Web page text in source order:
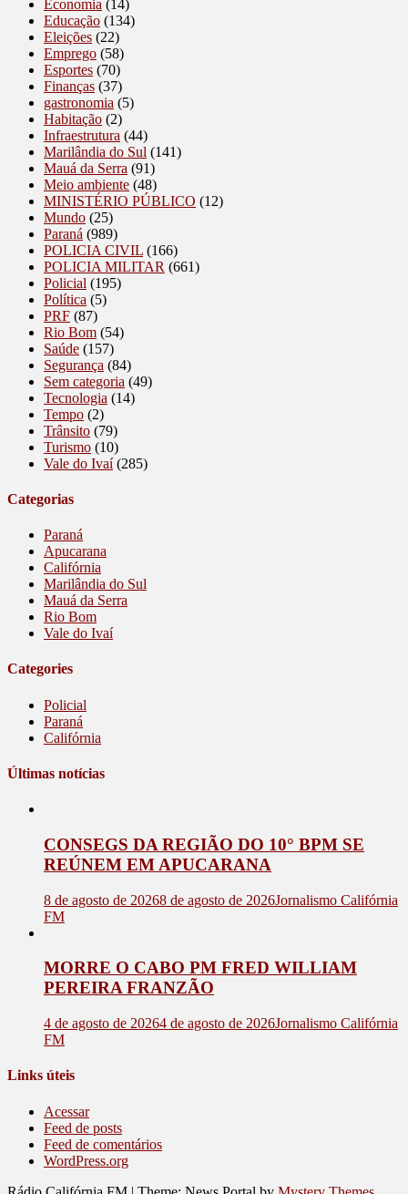
Economia (14)
Educação (134)
Eleições (22)
Emprego (58)
Esportes (70)
Finanças (37)
gastronomia (5)
Habitação (2)
Infraestrutura (44)
Marilândia do Sul (141)
Mauá da Serra (91)
Meio ambiente (48)
MINISTÉRIO PÚBLICO (12)
Mundo (25)
Paraná (989)
POLICIA CIVIL (166)
POLICIA MILITAR (661)
Policial (195)
Política (5)
PRF (87)
Rio Bom (54)
Saúde (157)
Segurança (84)
Sem categoria (49)
Tecnologia (14)
Tempo (2)
Trânsito (79)
Turismo (10)
Vale do Ivaí(285)
Categorias
Paraná
Apucarana
Califórnia
Marilândia do Sul
Mauá da Serra
Rio Bom
Vale do Ivaí
Categories
Policial
Paraná
Califórnia
Últimas notícias
CONSEGS DA REGIÃO DO 10° BPM SE
REÚNEM EM APUCARANA
8 de agosto de 20268 de agosto de 2026Jornalismo Califórnia
FM
MORRE O CABO PM FRED WILLIAM
PEREIRA FRANZÃO
4 de agosto de 20264 de agosto de 2026Jornalismo Califórnia
FM
Links úteis
Acessar
Feed de posts
Feed de comentários
WordPress.org